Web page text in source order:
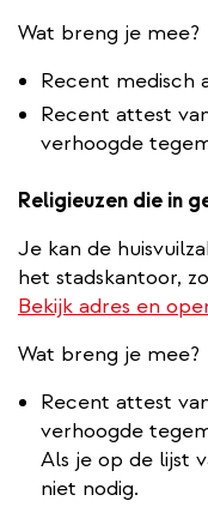
Wat breng je mee?
Recent medisch
Recent attest
verhoogde
Religieuzen die in
Je kan de
het stadskantoor,
Bekijk adres en
Wat breng je mee?
Recent attest
verhoogde
Als je op de lijst
niet nodig.